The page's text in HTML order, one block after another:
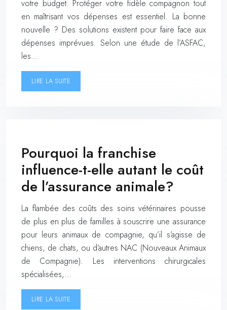
votre budget. Protéger votre fidèle compagnon tout
en maîtrisant vos dépenses est essentiel. La bonne
nouvelle ? Des solutions existent pour faire face aux
dépenses imprévues. Selon une étude de l’ASFAC,
les…
LIRE LA SUITE
Pourquoi la franchise
influence-t-elle autant le coût
de l’assurance animale?
La flambée des coûts des soins vétérinaires pousse
de plus en plus de familles à souscrire une assurance
pour leurs animaux de compagnie, qu’il s’agisse de
chiens, de chats, ou d’autres NAC (Nouveaux Animaux
de Compagnie). Les interventions chirurgicales
spécialisées,…
LIRE LA SUITE